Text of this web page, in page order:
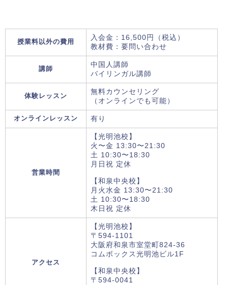
授業料以外の費用
入会金：16,500円（税込）
教材費：要問い合わせ
講師
中国人講師
バイリンガル講師
体験レッスン
無料カウンセリング
（オンラインでも可能）
オンラインレッスン 有り
営業時間
【光明池校】
火〜金 13:30〜21:30
土 10:30〜18:30
月日祝 定休
【和泉中央校】
月火水金 13:30〜21:30
土 10:30〜18:30
木日祝 定休
アクセス
【光明池校】
〒594-1101
大阪府和泉市室堂町824-36
コムボックス光明池ビル1F
【和泉中央校】
〒594-0041